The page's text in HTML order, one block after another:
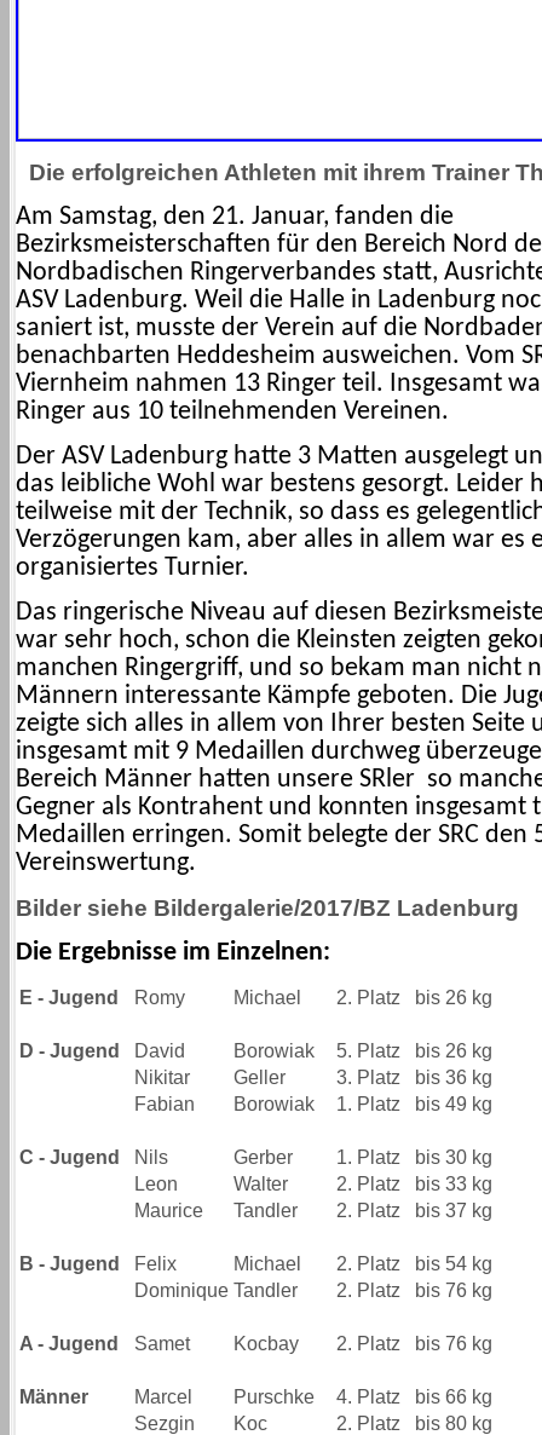
Die erfolgreichen Athleten mit ihrem Trainer
Am Samstag, den 21. Januar, fanden die
Bezirksmeisterschaften für den Bereich Nord
Nordbadischen Ringerverbandes statt,
ASV Ladenburg. Weil die Halle in Ladenburg
saniert ist, musste der Verein auf die
benachbarten Heddesheim ausweichen. Vom
Viernheim nahmen 13 Ringer teil. Insgesamt
Ringer aus 10 teilnehmenden Vereinen.
Der ASV Ladenburg hatte 3 Matten ausgelegt
das leibliche Wohl war bestens gesorgt. Leider
teilweise mit der Technik, so dass es
Verzögerungen kam, aber alles in allem war es
organisiertes Turnier.
Das ringerische Niveau auf diesen
war sehr hoch, schon die Kleinsten zeigten
manchen Ringergriff, und so bekam man nicht
Männern interessante Kämpfe geboten. Die
zeigte sich alles in allem von Ihrer besten Seite
insgesamt mit 9 Medaillen durchweg
Bereich Männer hatten unsere SRler so
Gegner als Kontrahent und konnten insgesamt
Medaillen erringen. Somit belegte der SRC den
Vereinswertung.
Bilder siehe Bildergalerie/2017/BZ Ladenburg
Die Ergebnisse im Einzelnen:
E - Jugend Romy Michael 2. Platz bis 26 kg
D - Jugend David Borowiak 5. Platz
bis 26 kg
Nikitar
Geller 3. Platz
bis 36 kg
Fabian
Borowiak 1. Platz bis 49 kg
C - Jugend Nils Gerber 1. Platz
bis 30 kg
Leon
Walter 2. Platz
bis 33 kg
Maurice
Tandler 2. Platz bis 37 kg
B - Jugend Felix Michael 2. Platz
bis 54 kg
Dominique Tandler 2. Platz bis 76 kg
A - Jugend Samet Kocbay 2. Platz bis 76 kg
Männer Marcel Purschke 4. Platz
bis 66 kg
Sezgin
Koc 2. Platz
bis 80 kg